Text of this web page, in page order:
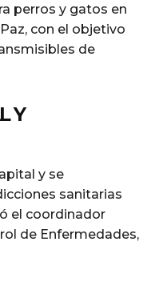
perros y gatos en
con el objetivo
de
Y
y se
sanitarias
el coordinador
de Enfermedades,